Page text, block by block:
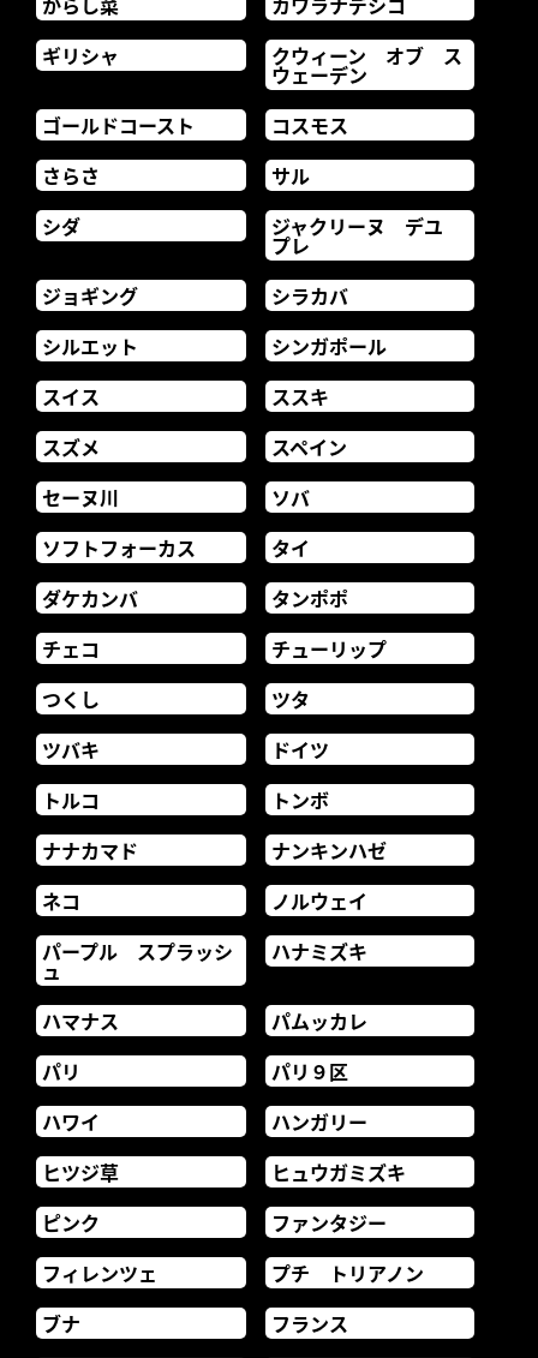
ギリシャ
クウィーン オブ ス
ウェーデン
ゴールドコースト
コスモス
さらさ
サル
シダ
ジャクリーヌ デユ
プレ
ジョギング
シラカバ
シルエット
シンガポール
スイス
ススキ
スズメ
スペイン
セーヌ川
ソバ
ソフトフォーカス
タイ
ダケカンバ
タンポポ
チェコ
チューリップ
つくし
ツタ
ツバキ
ドイツ
トルコ
トンボ
ナナカマド
ナンキンハゼ
ネコ
ノルウェイ
パープル スプラッシ
ュ
ハナミズキ
ハマナス
パムッカレ
パリ
パリ９区
ハワイ
ハンガリー
ヒツジ草
ヒュウガミズキ
ピンク
ファンタジー
フィレンツェ
プチ トリアノン
ブナ
フランス